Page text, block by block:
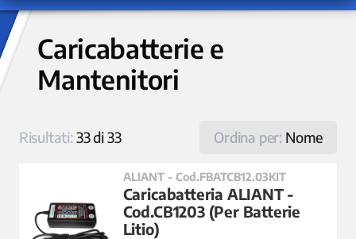
Caricabatterie e
Mantenitori
Ordina per: Nome
Risultati:33 di 33
ALIANT - Cod.FBATCB12.03KIT
Caricabatteria ALIANT -
Cod.CB1203 (Per Batterie
Litio)